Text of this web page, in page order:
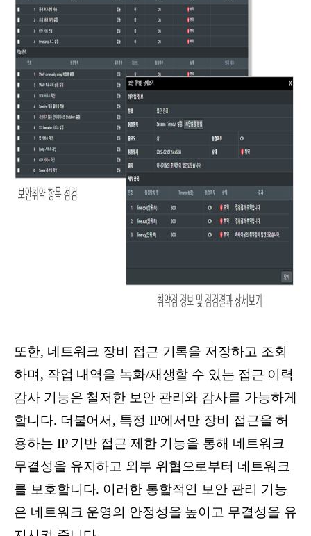
또한, 네트워크 장비 접근 기록을 저장하고 조회
하며, 작업 내역을 녹화/재생할 수 있는 접근 이력
감사 기능은 철저한 보안 관리와 감사를 가능하게
합니다. 더불어서, 특정 IP에서만 장비 접근을 허
용하는 IP 기반 접근 제한 기능을 통해 네트워크
무결성을 유지하고 외부 위협으로부터 네트워크
를 보호합니다. 이러한 통합적인 보안 관리 기능
은 네트워크 운영의 안정성을 높이고 무결성을 유